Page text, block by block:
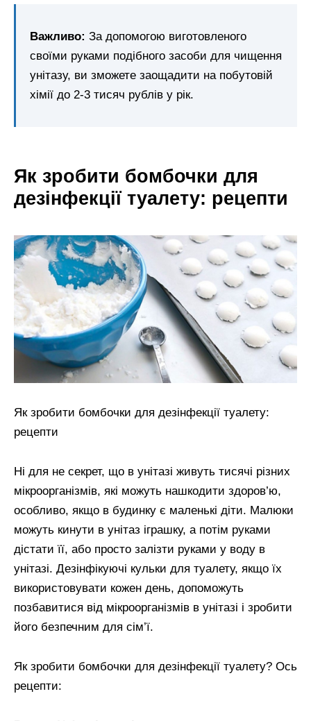
Важливо: За допомогою виготовленого
своїми руками подібного засоби для чищення
унітазу, ви зможете заощадити на побутовій
хімії до 2-3 тисяч рублів у рік.
Як зробити бомбочки для
дезінфекції туалету: рецепти
Як зробити бомбочки для дезінфекції туалету:
рецепти
Ні для не секрет, що в унітазі живуть тисячі різних
мікроорганізмів, які можуть нашкодити здоров’ю,
особливо, якщо в будинку є маленькі діти. Малюки
можуть кинути в унітаз іграшку, а потім руками
дістати її, або просто залізти руками у воду в
унітазі. Дезінфікуючі кульки для туалету, якщо їх
використовувати кожен день, допоможуть
позбавитися від мікроорганізмів в унітазі і зробити
його безпечним для сім’ї.
Як зробити бомбочки для дезінфекції туалету? Ось
рецепти: